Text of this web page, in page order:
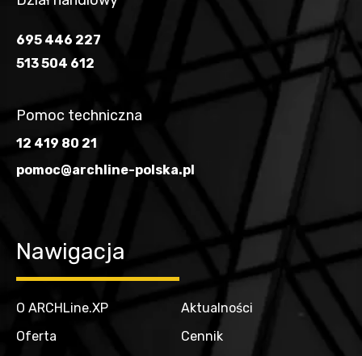
695 446 227
513 504 612
Pomoc techniczna
12 419 80 21
pomoc@archline-polska.pl
Nawigacja
O ARCHLine.XP
Oferta
Aktualności
Cennik